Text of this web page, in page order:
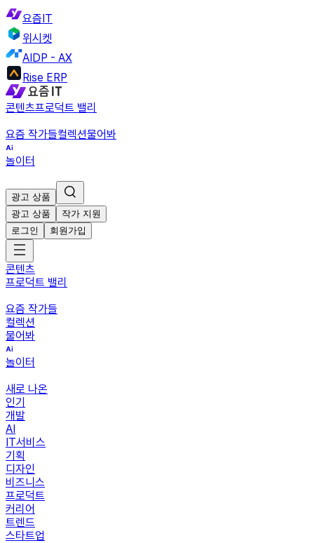
요즘IT
위시켓
AIDP - AX
Rise ERP
콘텐츠프로덕트 밸리
요즘 작가들컬렉션물어봐
놀이터
광고 상품
광고 상품
작가 지원
로그인
회원가입
콘텐츠
프로덕트 밸리
요즘 작가들
컬렉션
물어봐
놀이터
새로 나온
인기
개발
AI
IT서비스
기획
디자인
비즈니스
프로덕트
커리어
트렌드
스타트업